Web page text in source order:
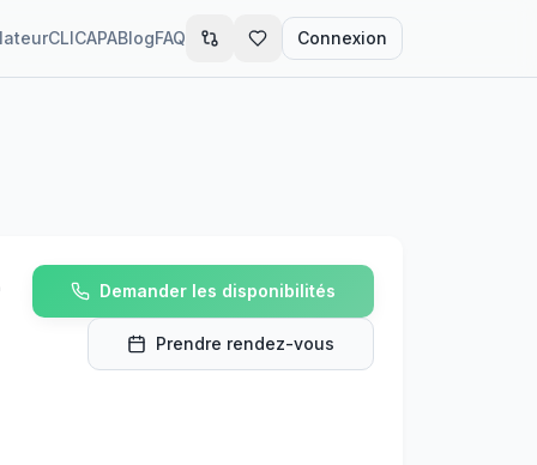
CLICAPABlogFAQ Connexion
Demander les disponibilités
Prendre rendez-vous